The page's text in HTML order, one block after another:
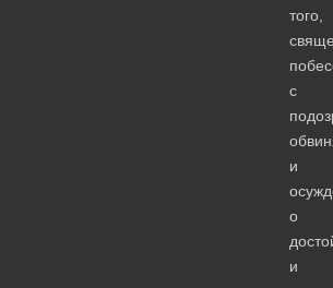
того,
с
и
о
и